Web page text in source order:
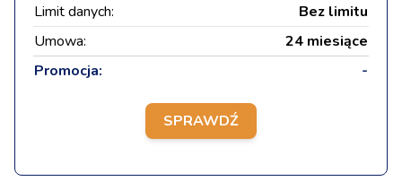
Limit danych:
Bez limitu
Umowa:
24 miesiące
Promocja:
-
SPRAWDŹ